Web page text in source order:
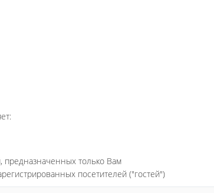
предназначенных только Вам
посетителей ("гостей")